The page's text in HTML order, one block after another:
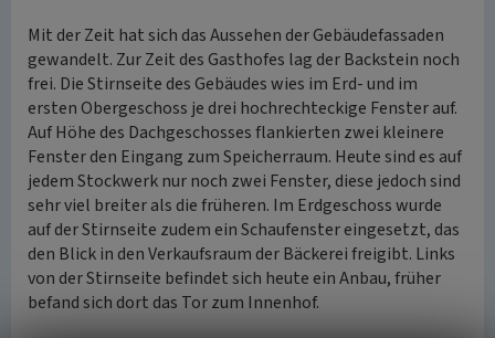
Mit der Zeit hat sich das Aussehen der Gebäudefassaden
gewandelt. Zur Zeit des Gasthofes lag der Backstein noch
frei. Die Stirnseite des Gebäudes wies im Erd- und im
ersten Obergeschoss je drei hochrechteckige Fenster auf.
Auf Höhe des Dachgeschosses flankierten zwei kleinere
Fenster den Eingang zum Speicherraum. Heute sind es auf
jedem Stockwerk nur noch zwei Fenster, diese jedoch sind
sehr viel breiter als die früheren. Im Erdgeschoss wurde
auf der Stirnseite zudem ein Schaufenster eingesetzt, das
den Blick in den Verkaufsraum der Bäckerei freigibt. Links
von der Stirnseite befindet sich heute ein Anbau, früher
befand sich dort das Tor zum Innenhof.